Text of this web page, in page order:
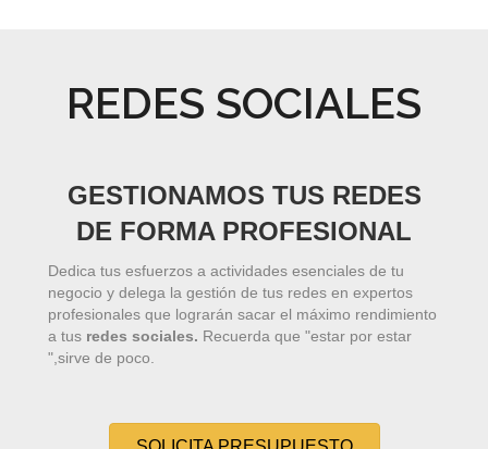
REDES SOCIALES
GESTIONAMOS TUS REDES
DE FORMA PROFESIONAL
Dedica tus esfuerzos a actividades esenciales de tu
negocio y delega la gestión de tus redes en expertos
profesionales que lograrán sacar el máximo rendimiento
a tus redes sociales. Recuerda que "estar por estar
",sirve de poco.